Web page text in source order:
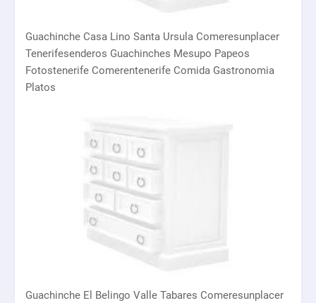
Guachinche Casa Lino Santa Ursula Comeresunplacer
Tenerifesenderos Guachinches Mesupo Papeos
Fotostenerife Comerentenerife Comida Gastronomia
Platos
Guachinche El Belingo Valle Tabares Comeresunplacer